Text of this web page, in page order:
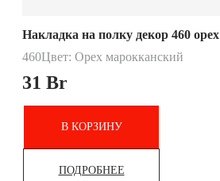
Накладка на полку декор 460 орех
460Цвет: Орех марокканский
31 Br
В КОРЗИНУ
ПОДРОБНЕЕ